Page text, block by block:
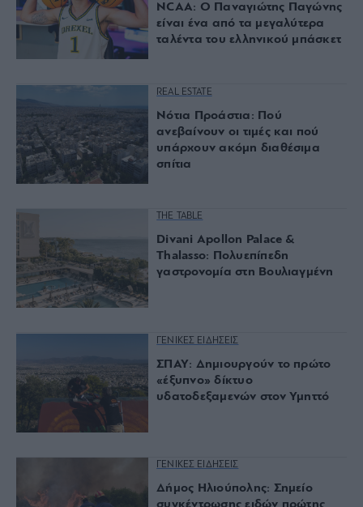
NCAA: Ο Παναγιώτης Παγώνης
είναι ένα από τα μεγαλύτερα
ταλέντα του ελληνικού μπάσκετ
REAL ESTATE
Νότια Προάστια: Πού
ανεβαίνουν οι τιμές και πού
υπάρχουν ακόμη διαθέσιμα
σπίτια
THE TABLE
Divani Apollon Palace &
Thalasso: Πολυεπίπεδη
γαστρονομία στη Βουλιαγμένη
ΓΕΝΙΚΕΣ ΕΙΔΗΣΕΙΣ
ΣΠΑΥ: Δημιουργούν το πρώτο
«έξυπνο» δίκτυο
υδατοδεξαμενών στον Υμηττό
ΓΕΝΙΚΕΣ ΕΙΔΗΣΕΙΣ
Δήμος Ηλιούπολης: Σημείο